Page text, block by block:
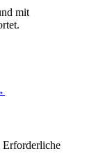
mit
Erforderliche